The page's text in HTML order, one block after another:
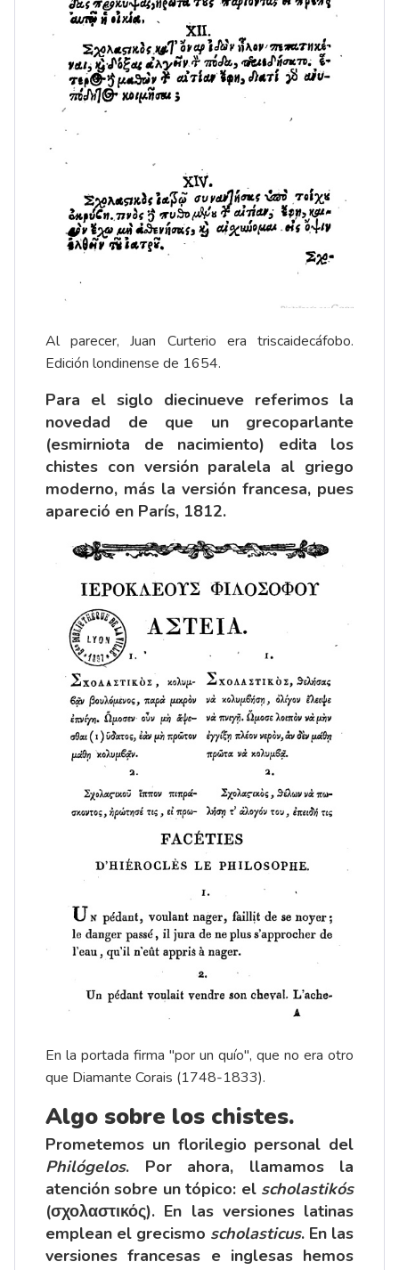
Al parecer, Juan Curterio era triscaidecáfobo.
Edición londinense de 1654.
Para el siglo diecinueve referimos la
novedad de que un grecoparlante
(esmirniota de nacimiento) edita los
chistes con versión paralela al griego
moderno, más la versión francesa, pues
apareció en París, 1812.
En la portada firma "por un quío", que no era otro
que Diamante Corais (1748-1833).
Algo sobre los chistes.
Prometemos un florilegio personal del
Philógelos. Por ahora, llamamos la
atención sobre un tópico: el scholastikós
(σχολαστικός). En las versiones latinas
emplean el grecismo scholasticus. En las
versiones francesas e inglesas hemos